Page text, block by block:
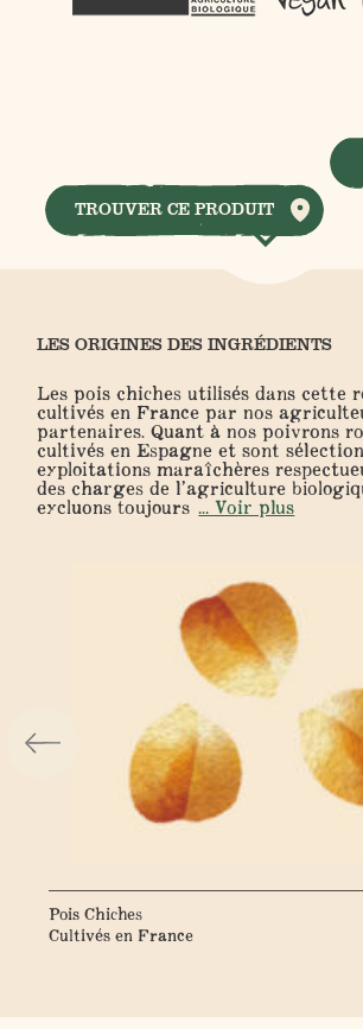
TROUVER CE PRODUIT
LES ORIGINES DES INGRÉDIENTS
Les pois chiches utilisés dans cette
cultivés en France par nos
partenaires. Quant à nos poivrons
cultivés en Espagne et sont
exploitations maraîchères
des charges de l’agriculture
excluons toujours ... Voir plus
Pois Chiches
Cultivés en France